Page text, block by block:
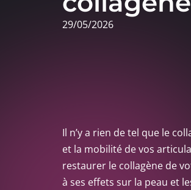
29/05/2026
Il n’y a rien de tel que le
et la mobilité de vos
restaurer le collagène de
à ses effets sur la peau et